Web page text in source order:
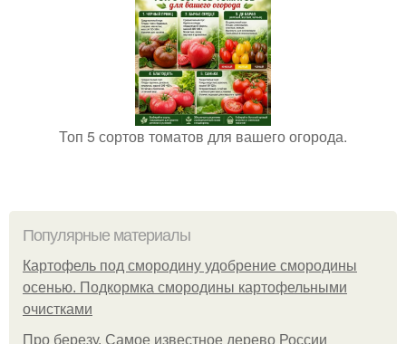
Топ 5 сортов томатов для вашего огорода.
Популярные материалы
Картофель под смородину удобрение смородины
осенью. Подкормка смородины картофельными
очистками
Про березу. Самое известное дерево России